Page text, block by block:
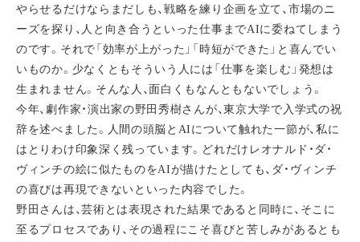
やらせるだけならまだしも、戦略を練り企画を立て、市場のニ
ーズを探り、人と向き合うといった仕事までAIに委ねてしまう
のです。それで「効率が上がった」「時短ができた」と喜んでい
いものか。少なくともそういう人には「仕事を楽しむ」発想は
生まれません。そんな人、面白くもなんともないでしょう。
今年、劇作家・演出家の野田秀樹さんが、東京大学で入学式の祝
辞を述べました。人間の頭脳とAIについて触れた一節が、私に
はとりわけ印象深く残っています。どれだけレオナルド・ダ・
ヴィンチの絵に似たものをAIが描けたとしても、ダ・ヴィンチ
の喜びは再現できないといった内容でした。
野田さんは、芸術とは表現された結果であると同時に、そこに
至るプロセスであり、その過程にこそ喜びと苦しみがあるとも